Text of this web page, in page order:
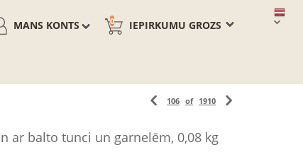
IEPIRKUMU GROZS
0
MANS KONTS
106 of 1910
ar balto tunci un garnelēm, 0,08 kg